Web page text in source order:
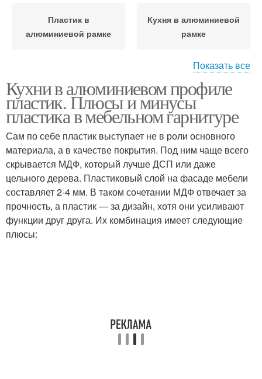
Пластик в
алюминиевой рамке
Кухня в алюминиевой
рамке
Кухонные фасады
Фасады в
алюминиевом профиле
Показать все
Кухни в алюминиевом профиле
пластик. Плюсы и минусы
пластика в мебельном гарнитуре
Сам по себе пластик выступает не в роли основного
материала, а в качестве покрытия. Под ним чаще всего
скрывается МДФ, который лучше ДСП или даже
цельного дерева. Пластиковый слой на фасаде мебели
составляет 2-4 мм. В таком сочетании МДФ отвечает за
прочность, а пластик — за дизайн, хотя они усиливают
функции друг друга. Их комбинация имеет следующие
плюсы: